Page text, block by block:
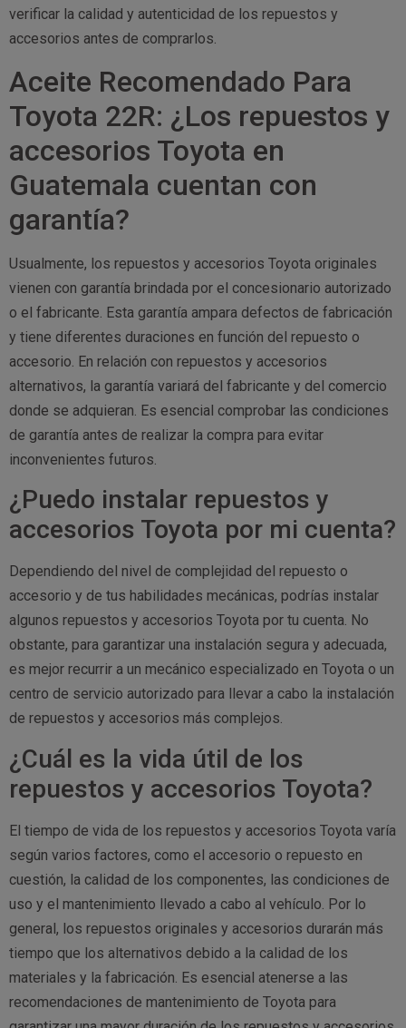
verificar la calidad y autenticidad de los repuestos y
accesorios antes de comprarlos.
Aceite Recomendado Para
Toyota 22R: ¿Los repuestos y
accesorios Toyota en
Guatemala cuentan con
garantía?
Usualmente, los repuestos y accesorios Toyota originales
vienen con garantía brindada por el concesionario autorizado
o el fabricante. Esta garantía ampara defectos de fabricación
y tiene diferentes duraciones en función del repuesto o
accesorio. En relación con repuestos y accesorios
alternativos, la garantía variará del fabricante y del comercio
donde se adquieran. Es esencial comprobar las condiciones
de garantía antes de realizar la compra para evitar
inconvenientes futuros.
¿Puedo instalar repuestos y
accesorios Toyota por mi cuenta?
Dependiendo del nivel de complejidad del repuesto o
accesorio y de tus habilidades mecánicas, podrías instalar
algunos repuestos y accesorios Toyota por tu cuenta. No
obstante, para garantizar una instalación segura y adecuada,
es mejor recurrir a un mecánico especializado en Toyota o un
centro de servicio autorizado para llevar a cabo la instalación
de repuestos y accesorios más complejos.
¿Cuál es la vida útil de los
repuestos y accesorios Toyota?
El tiempo de vida de los repuestos y accesorios Toyota varía
según varios factores, como el accesorio o repuesto en
cuestión, la calidad de los componentes, las condiciones de
uso y el mantenimiento llevado a cabo al vehículo. Por lo
general, los repuestos originales y accesorios durarán más
tiempo que los alternativos debido a la calidad de los
materiales y la fabricación. Es esencial atenerse a las
recomendaciones de mantenimiento de Toyota para